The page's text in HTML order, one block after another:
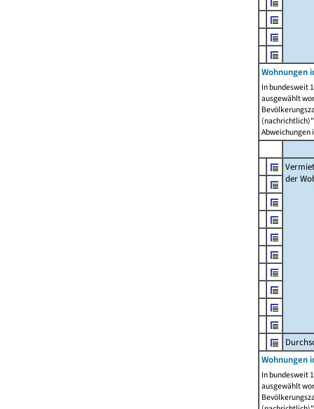
Wohnungen
In bundesweit
ausgewählt
Abweichungen
der
Wohnungen
In bundesweit
ausgewählt